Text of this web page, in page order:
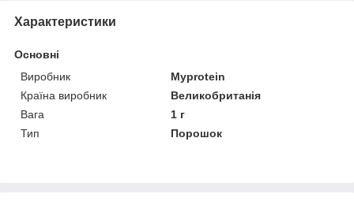
Характеристики
Основні
Виробник
Myprotein
Країна виробник
Великобританія
Вага
1 г
Тип
Порошок